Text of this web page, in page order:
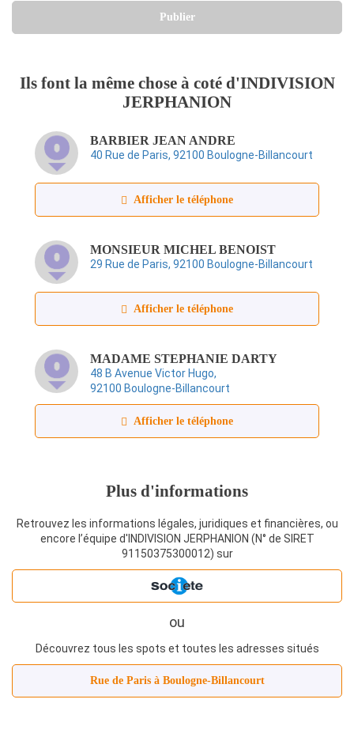
Publier
Ils font la même chose à coté d'INDIVISION
JERPHANION
BARBIER JEAN ANDRE
40 Rue de Paris, 92100 Boulogne‑Billancourt
Afficher le téléphone
MONSIEUR MICHEL BENOIST
29 Rue de Paris, 92100 Boulogne‑Billancourt
Afficher le téléphone
MADAME STEPHANIE DARTY
48 B Avenue Victor Hugo,
92100 Boulogne‑Billancourt
Afficher le téléphone
Plus d'informations
Retrouvez les informations légales, juridiques et financières, ou
encore l’équipe d'INDIVISION JERPHANION (N° de SIRET
91150375300012) sur
ou
Découvrez tous les spots et toutes les adresses situés
Rue de Paris à Boulogne‑Billancourt